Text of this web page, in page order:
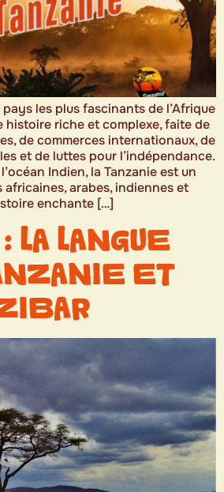
pays les plus fascinants de l’Afrique
histoire riche et complexe, faite de
de commerces internationaux, de
et de luttes pour l’indépendance.
Indien, la Tanzanie est un
arabes, indiennes et
enchante […]
LA LANGUE
ET